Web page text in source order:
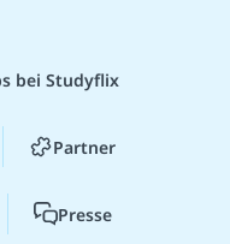
bei Studyflix
Partner
Presse